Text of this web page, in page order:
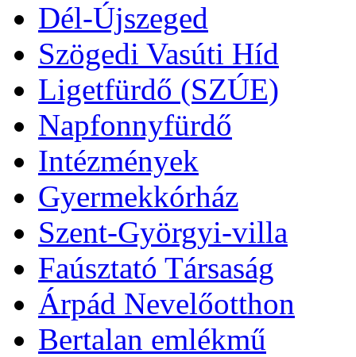
Dél-Újszeged
Szögedi Vasúti Híd
Ligetfürdő (SZÚE)
Napfonnyfürdő
Intézmények
Gyermekkórház
Szent-Györgyi-villa
Faúsztató Társaság
Árpád Nevelőotthon
Bertalan emlékmű